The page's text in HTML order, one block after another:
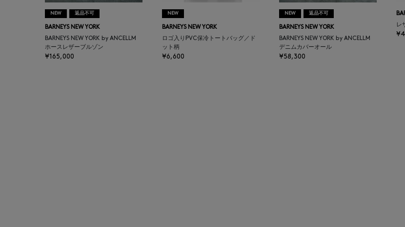
AUTRY
BAGUTTA
NEW 返品不可
BARNEYS NEW YORK
BARNEYS NEW YORK by ANCELLM
ホースレザーブルゾン
¥165,000
NEW
BARNEYS NEW YORK
ロゴ入りPVC保冷トートバッグ／ド
ット柄
¥6,600
NEW 返品不可
BARNEYS NEW YORK
BARNEYS NEW YORK by ANCELLM
デニムカバーオール
¥58,300
レ